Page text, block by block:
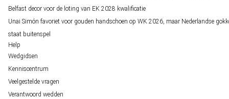
Belfast decor voor de loting van EK 2028 kwalificatie
Unai Simón favoriet voor gouden handschoen op WK 2026, maar Nederlandse
staat buitenspel
Help
Wedgidsen
Kenniscentrum
Veelgestelde vragen
Verantwoord wedden